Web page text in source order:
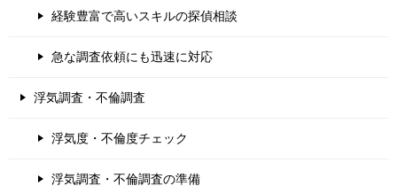
経験豊富で高いスキルの探偵相談
急な調査依頼にも迅速に対応
浮気調査・不倫調査
浮気度・不倫度チェック
浮気調査・不倫調査の準備